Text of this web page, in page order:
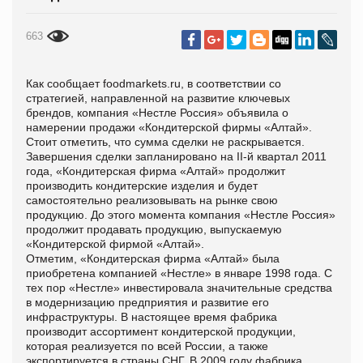
663
Как сообщает foodmarkets.ru, в соответствии со
стратегией, направленной на развитие ключевых
брендов, компания «Нестле Россия» объявила о
намерении продажи «Кондитерской фирмы «Алтай».
Стоит отметить, что сумма сделки не раскрывается.
Завершения сделки запланировано на II-й квартал 2011
года, «Кондитерская фирма «Алтай» продолжит
производить кондитерские изделия и будет
самостоятельно реализовывать на рынке свою
продукцию. До этого момента компания «Нестле Россия»
продолжит продавать продукцию, выпускаемую
«Кондитерской фирмой «Алтай».
Отметим, «Кондитерская фирма «Алтай» была
приобретена компанией «Нестле» в январе 1998 года. С
тех пор «Нестле» инвестировала значительные средства
в модернизацию предприятия и развитие его
инфраструктуры. В настоящее время фабрика
производит ассортимент кондитерской продукции,
которая реализуется по всей России, а также
экспортируется в страны СНГ. В 2009 году фабрика